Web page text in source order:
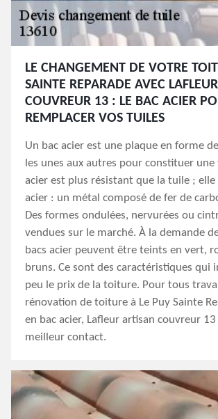
LE CHANGEMENT DE VOTRE
SAINTE REPARADE AVEC
COUVREUR 13 : LE BAC ACIER
REMPLACER VOS TUILES
Un bac acier est une plaque en forme
les unes aux autres pour constituer
acier est plus résistant que la tuile ; elle
acier : un métal composé de fer de
Des formes ondulées, nervurées ou
vendues sur le marché. À la demande
bacs acier peuvent être teints en vert,
bruns. Ce sont des caractéristiques qui
peu le prix de la toiture. Pour tous
rénovation de toiture à Le Puy Sainte
en bac acier, Lafleur artisan couvreur
meilleur contact.